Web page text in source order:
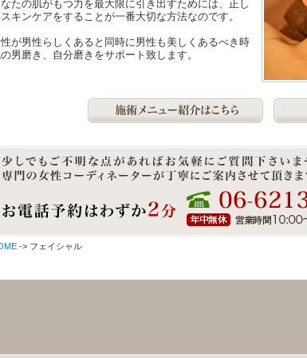
たの肌がもつ力を最大限に引き出すためには、正し
キンケアをすることが一番大切な方法なのです。
が男性らしくあると同時に男性も美しくあるべき時
男磨き、自分磨きをサポート致します。
-> フェイシャル